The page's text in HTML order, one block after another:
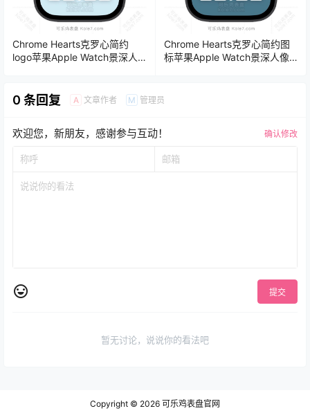
Chrome Hearts克罗心简约
logo苹果Apple Watch景深人
Chrome Hearts克罗心简约图
标苹果Apple Watch景深人像
0 条回复 A 文章作者 M 管理员
欢迎您，新朋友，感谢参与互动！ 确认修改
提交
暂无讨论，说说你的看法吧
Copyright © 2026 可乐鸡表盘官网